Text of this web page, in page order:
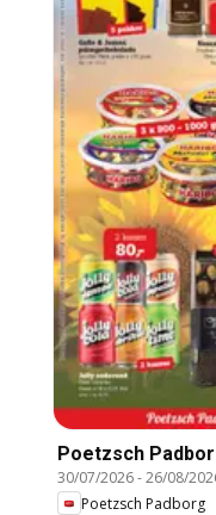
Poetzsch
30/07/2026-26/08/
Poetzsch Padborg